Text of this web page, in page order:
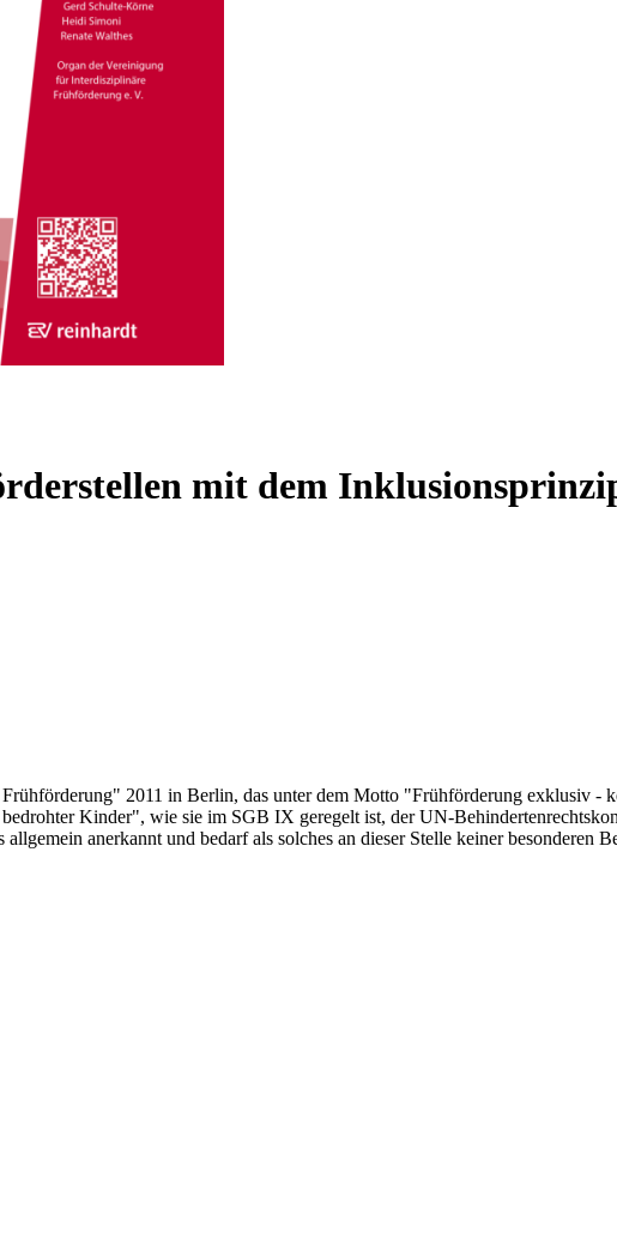
mit dem
2011 in Berlin, das unter dem Motto "Frühförderung exklusiv -
Kinder", wie sie im SGB IX geregelt ist, der UN-
anerkannt und bedarf als solches an dieser Stelle keiner besonderen